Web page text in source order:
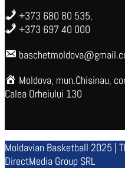
+373 680 80 535,
+373 697 40 000
Moldova, mun.Chisinau,
Calea Orheiului 130
Moldavian Basketball 2025 |
DirectMedia Group SRL